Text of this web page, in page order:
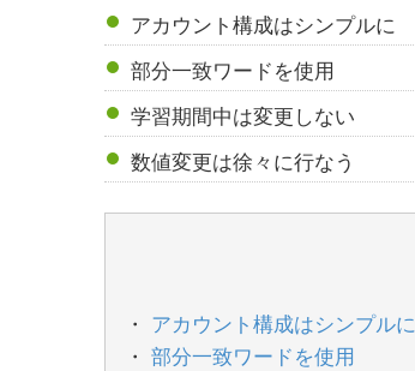
アカウント構成はシンプルに
部分一致ワードを使用
学習期間中は変更しない
数値変更は徐々に行なう
アカウント構成はシンプルに
部分一致ワードを使用